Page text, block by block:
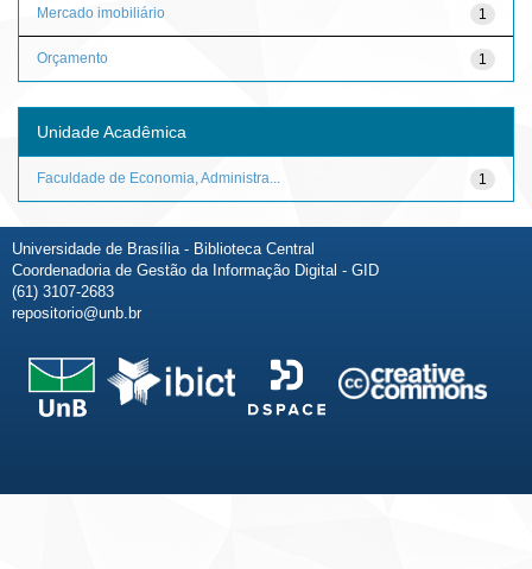
1
Mercado imobiliário
1
Orçamento
Unidade Acadêmica
1
Faculdade de Economia, Administra...
Universidade de Brasília - Biblioteca Central
Coordenadoria de Gestão da Informação Digital - GID
(61) 3107-2683
repositorio@unb.br